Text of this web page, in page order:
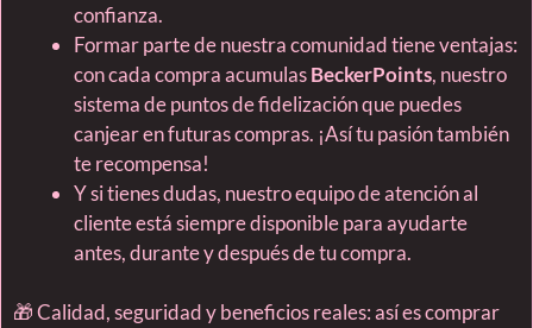
confianza.
Formar parte de nuestra comunidad tiene ventajas:
con cada compra acumulasBeckerPoints, nuestro
sistema de puntos de fidelización que puedes
canjear en futuras compras. ¡Así tu pasión también
te recompensa!
Y si tienes dudas, nuestro equipo de atención al
cliente está siempre disponible para ayudarte
antes, durante y después de tu compra.
🎁 Calidad, seguridad y beneficios reales: así es comprar